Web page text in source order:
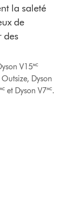
la saleté
de
des
V15🅪
Dyson
et Dyson V7🅪.